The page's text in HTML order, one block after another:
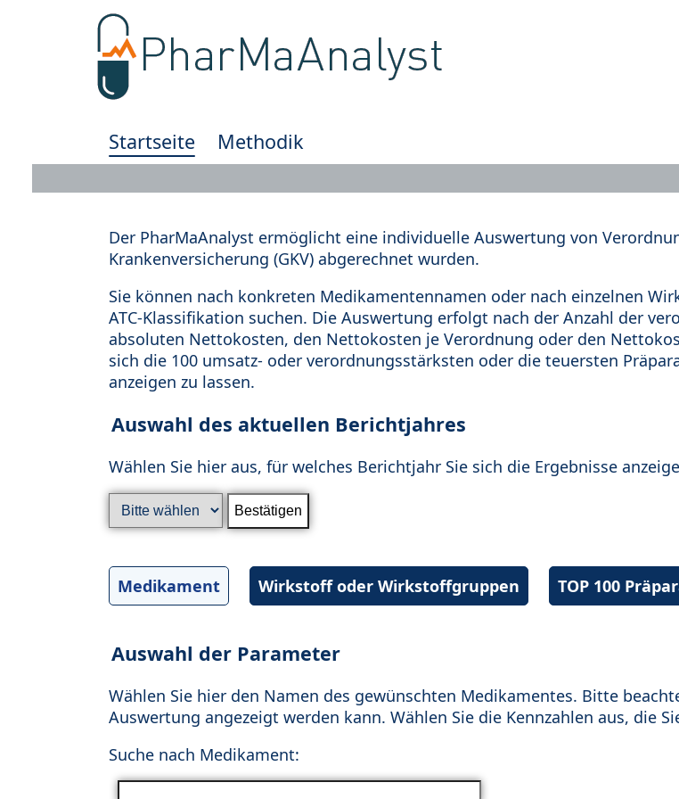
Startseite Methodik
Der PharMaAnalyst ermöglicht eine individuelle Auswertung von
Krankenversicherung (GKV) abgerechnet wurden.
Sie können nach konkreten Medikamentennamen oder nach einzelnen
ATC-Klassifikation suchen. Die Auswertung erfolgt nach der Anzahl der
absoluten Nettokosten, den Nettokosten je Verordnung oder den
sich die 100 umsatz- oder verordnungsstärksten oder die teuersten
anzeigen zu lassen.
Auswahl des aktuellen Berichtjahres
Wählen Sie hier aus, für welches Berichtjahr Sie sich die Ergebnisse
Medikament Wirkstoff oder Wirkstoffgruppen TOP 100
Auswahl der Parameter
Wählen Sie hier den Namen des gewünschten Medikamentes. Bitte
Auswertung angezeigt werden kann. Wählen Sie die Kennzahlen aus, die
Suche nach Medikament: